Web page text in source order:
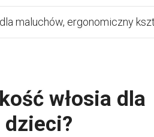
maluchów, ergonomiczny
włosia dla